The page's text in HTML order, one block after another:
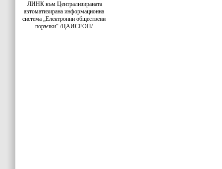
ЛИНК към Централизираната
автоматизирана информационна
система „Електронни обществени
поръчки“ /ЦАИСЕОП/